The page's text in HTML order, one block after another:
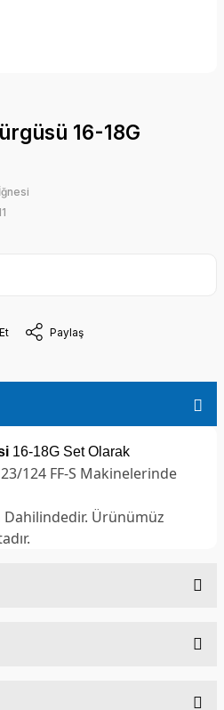
16-18G
Paylaş
16-18G Set Olarak
124 FF-S Makinelerinde
Dahilindedir. Ürünümüz